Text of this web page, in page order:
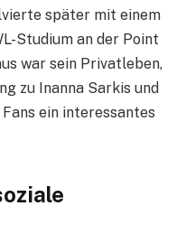
später mit einem
Studium an der Point
war sein Privatleben,
zu Inanna Sarkis und
ein interessantes